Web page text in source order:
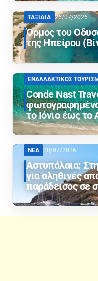
ΤΑΞΙΔΙΑ 26/07/2026
Όρμος του
της Ηπείρου
ΕΝΑΛΛΑΚΤΙΚΟΣ
Conde Nast
το Ιόνιο έως το
ΝΕΑ 20/07/2026
Αστυπάλαια:
για αληθινές
παράδεισος σε